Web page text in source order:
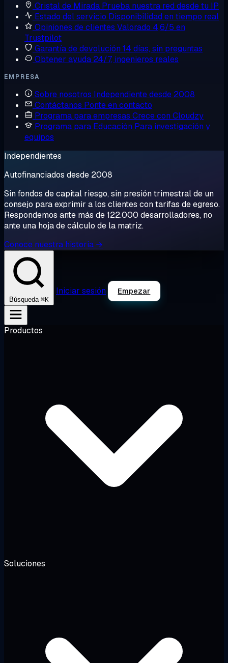
Cristal de Mirada Prueba nuestra red desde tu IP
Estado del servicio Disponibilidad en tiempo real
Opiniones de clientes Valorado 4,6/5 en
Trustpilot
Garantía de devolución 14 días, sin preguntas
Obtener ayuda 24/7, ingenieros reales
EMPRESA
Sobre nosotros Independiente desde 2008
Contáctanos Ponte en contacto
Programa para empresas Crece con Cloudzy
Programa para Educación Para investigación y
equipos
Independientes
Autofinanciados desde 2008
Sin fondos de capital riesgo, sin presión trimestral de un
consejo para exprimir a los clientes con tarifas de egreso.
Respondemos ante más de 122.000 desarrolladores, no
ante una hoja de cálculo de la matriz.
Conoce nuestra historia →
Búsqueda ⌘K
Iniciar sesión Empezar
Productos
Soluciones